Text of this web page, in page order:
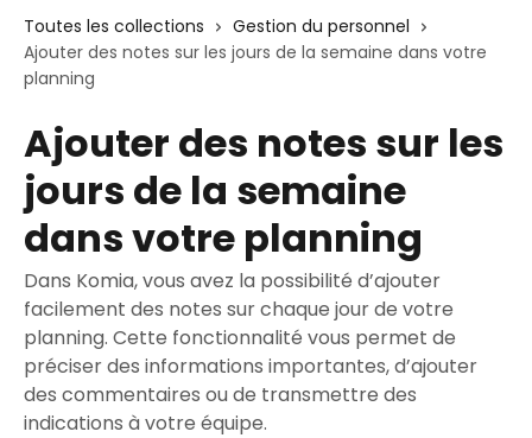
Toutes les collections
Gestion du personnel
Ajouter des notes sur les jours de la semaine dans votre
planning
Ajouter des notes sur les
jours de la semaine
dans votre planning
Dans Komia, vous avez la possibilité d’ajouter
facilement des notes sur chaque jour de votre
planning. Cette fonctionnalité vous permet de
préciser des informations importantes, d’ajouter
des commentaires ou de transmettre des
indications à votre équipe.